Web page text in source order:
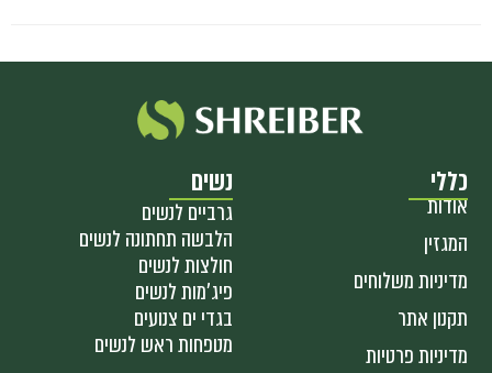
כללי
אודות
המגזין
מדיניות משלוחים
תקנון אתר
מדיניות פרטיות
נשים
גרביים לנשים
הלבשה תחתונה לנשים
חולצות לנשים
פיג'מות לנשים
בגדי ים צנועים
מטפחות ראש לנשים